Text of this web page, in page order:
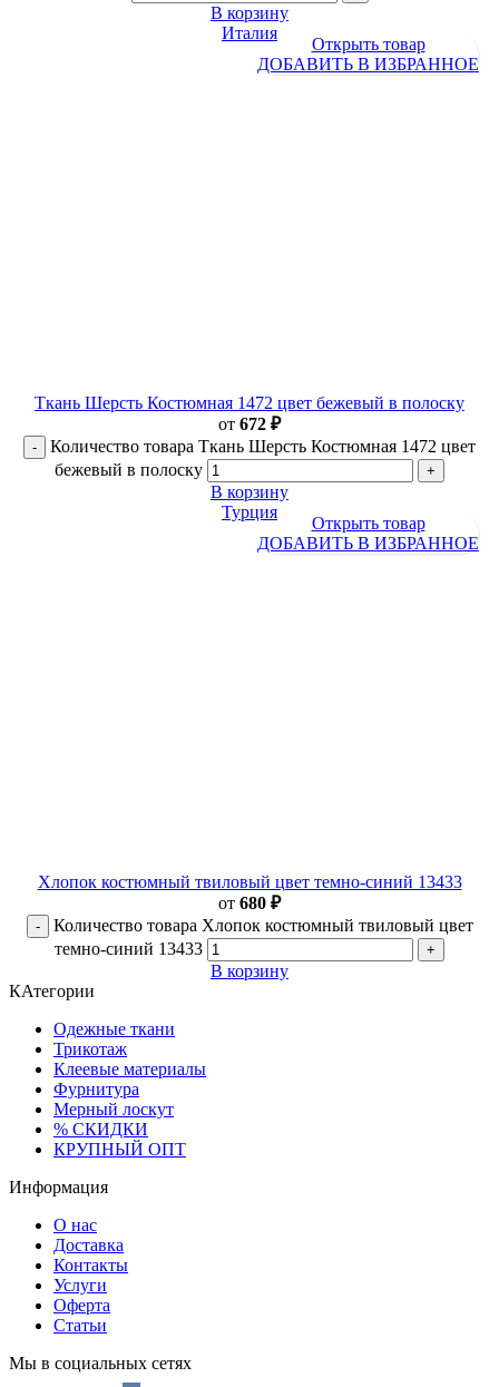
В корзину
Италия
Открыть товар
ДОБАВИТЬ В ИЗБРАННОЕ
Ткань Шерсть Костюмная 1472 цвет бежевый в полоску
от 672 ₽
Количество товара Ткань Шерсть Костюмная 1472 цвет
бежевый в полоску
В корзину
Турция
Открыть товар
ДОБАВИТЬ В ИЗБРАННОЕ
Хлопок костюмный твиловый цвет темно-синий 13433
от 680 ₽
Количество товара Хлопок костюмный твиловый цвет
темно-синий 13433
В корзину
КАтегории
Одежные ткани
Трикотаж
Клеевые материалы
Фурнитура
Мерный лоскут
% СКИДКИ
КРУПНЫЙ ОПТ
Информация
О нас
Доставка
Контакты
Услуги
Оферта
Статьи
Мы в социальных сетях